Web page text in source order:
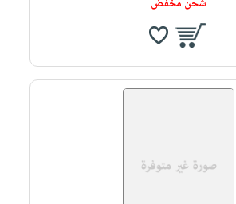
شحن مخفض